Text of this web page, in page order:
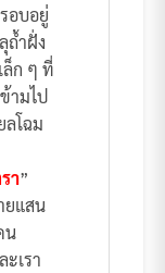
อบอยู่
ถ้ำฝั่ง
ล็ก ๆ ที่
ามไป
โฉม
า”
ยแสน
น
เรา